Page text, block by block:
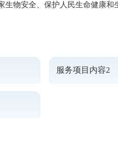
物安全、保护人民生命健康和
服务项目内容2